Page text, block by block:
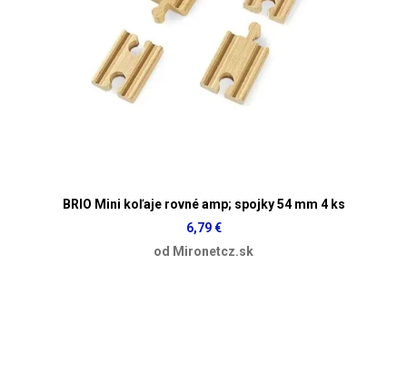
BRIO Mini koľaje rovné amp; spojky 54 mm 4 ks
6,79 €
od Mironetcz.sk